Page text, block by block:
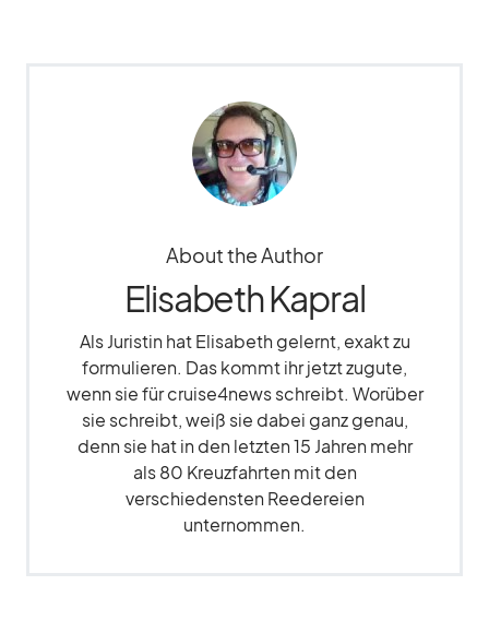
About the Author
Elisabeth Kapral
Als Juristin hat Elisabeth gelernt, exakt zu
formulieren. Das kommt ihr jetzt zugute,
wenn sie für cruise4news schreibt. Worüber
sie schreibt, weiß sie dabei ganz genau,
denn sie hat in den letzten 15 Jahren mehr
als 80 Kreuzfahrten mit den
verschiedensten Reedereien
unternommen.